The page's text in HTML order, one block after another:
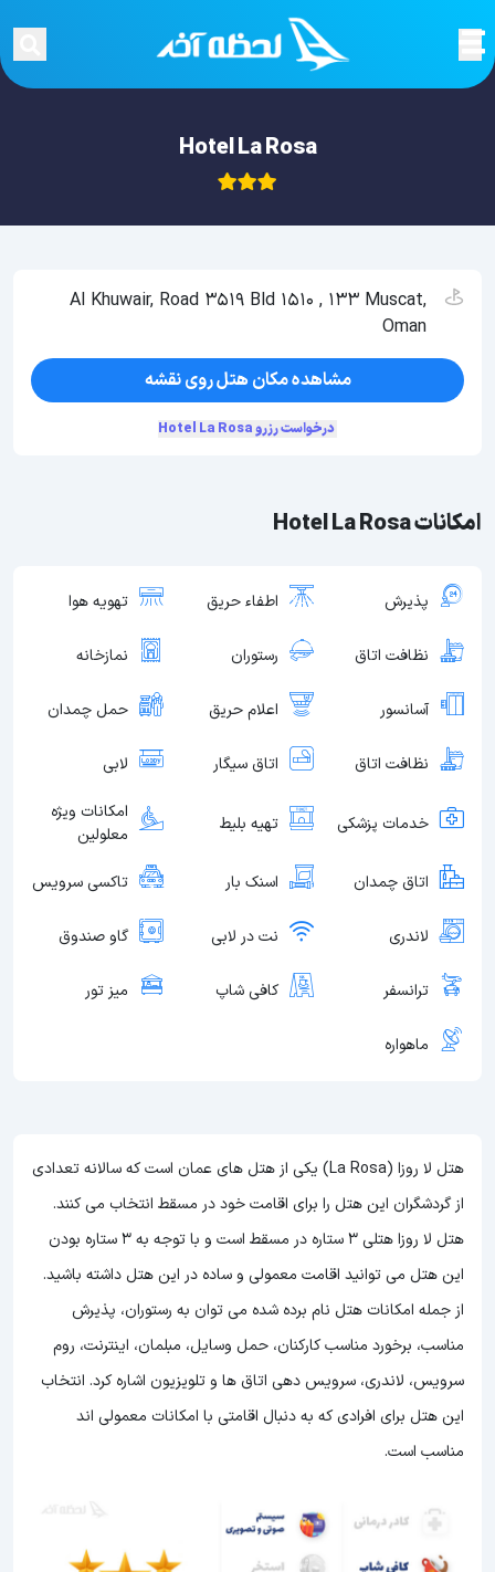
Hotel La Rosa
امکانات Hotel La Rosa
پذیرش اطفاء حریق تهویه هوا
نظافت اتاق رستوران نمازخانه
آسانسور اعلام حریق حمل چمدان
نظافت اتاق اتاق سیگار لابی
خدمات پزشکی تهیه بلیط
امکانات ویژه
معلولین
اتاق چمدان اسنک بار تاکسی سرویس
لاندری نت در لابی گاو صندوق
ترانسفر کافی شاپ میز تور
ماهواره
هتل لا روزا (La Rosa) یکی از هتل های عمان است که سالانه تعدادی
از گردشگران این هتل را برای اقامت خود در مسقط انتخاب می کنند.
هتل لا روزا هتلی 3 ستاره در مسقط است و با توجه به 3 ستاره بودن
این هتل می توانید اقامت معمولی و ساده در این هتل داشته باشید.
از جمله امکانات هتل نام برده شده می توان به رستوران، پذیرش
مناسب، برخورد مناسب کارکنان، حمل وسایل، مبلمان، اینترنت، روم
سرویس، لاندری، سرویس دهی اتاق ها و تلویزیون اشاره کرد. انتخاب
این هتل برای افرادی که به دنبال اقامتی با امکانات معمولی اند
مناسب است.
Al Khuwair, Road 3519 Bld 1510 , 133 Muscat,
Oman
مشاهده مکان هتل روی نقشه
درخواست رزرو Hotel La Rosa